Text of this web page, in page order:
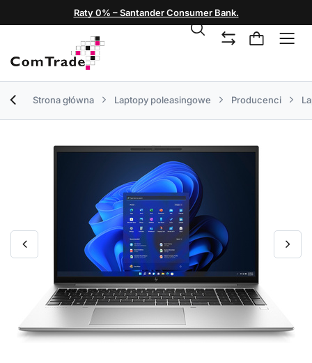
Raty 0% – Santander Consumer Bank.
Strona główna Laptopy poleasingowe Producenci